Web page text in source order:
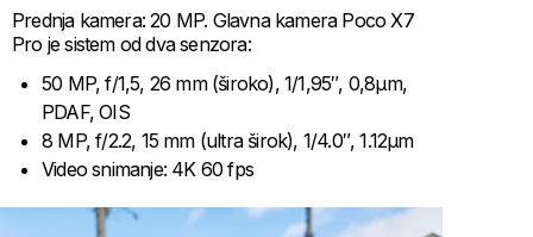
Prednja kamera: 20 MP. Glavna kamera Poco X7
Pro je sistem od dva senzora:
50 MP, f/1,5, 26 mm (široko), 1/1,95″, 0,8µm,
PDAF, OIS
8 MP, f/2.2, 15 mm (ultra širok), 1/4.0″, 1.12µm
Video snimanje: 4K 60 fps